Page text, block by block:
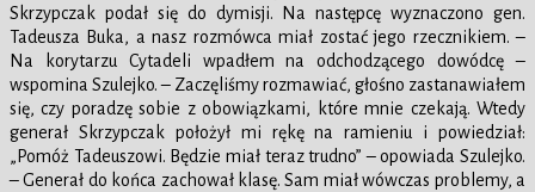
Skrzypczak podał się do dymisji. Na następcę wyznaczono gen.
Tadeusza Buka, a nasz rozmówca miał zostać jego rzecznikiem. –
Na korytarzu Cytadeli wpadłem na odchodzącego dowódcę –
wspomina Szulejko. – Zaczęliśmy rozmawiać, głośno zastanawiałem
się, czy poradzę sobie z obowiązkami, które mnie czekają. Wtedy
generał Skrzypczak położył mi rękę na ramieniu i powiedział:
„Pomóż Tadeuszowi. Będzie miał teraz trudno” – opowiada Szulejko.
– Generał do końca zachował klasę. Sam miał wówczas problemy, a